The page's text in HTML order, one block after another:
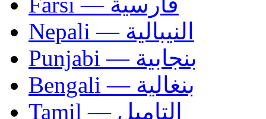
Nepali — النيبالية
Punjabi — بنجابية
Bengali — بنغالية
Tamil — التاميل